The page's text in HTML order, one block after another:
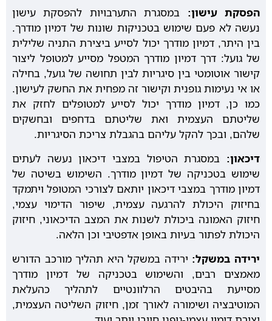
הפסקת עישון: במסגרת התערבויות להפסקת עישון
נעשה לא פעם שימוש בטכניקות שונות של דמיון מודרך.
בין היתר, דמיון מודרך יכול לסייע ביצירת התניה שלילית
של גועל: דרך דמיון מודרך המטפל מסייע למטופל ליצור
קישור אוטומטי בין סיגריות לבין תחושה של גועל, בחילה
או אי נעימות גופנית וקישור זה מפחית את החשק לעישון.
כמו כן, דמיון מודרך יכול לסייע למטופלים לחזק את
שליטתם העצמית ואת שליטתם בדחפים ובחשקים
שלהם, ובכך להקל עליהם בהגבלת צריכת הסיגריות.
דיכאון: במסגרת הטיפול במצבי דיכאון נעשה לעתים
שימוש בטכניקה של דמיון מודרך. השימוש בשיטה של
דמיון מודרך במצבי דיכאון יותאם לצורכי המטופל ויתמקד
בחיזוק היכולת להרגעה עצמית, שיפור הדימוי עצמי,
חיזוק האמונה ביכולת לשנות את המצב הדיכאוני, חיזוק
היכולת לפתור בעיות באופן אדפטיבי וכן הלאה.
ירידה במשקל: ירידה במשקל היא תהליך מורכב הדורש
מאמצים רבים, והשימוש בטכניקה של דמיון מודרך
מסייעת בהיבטים הרלוונטיים לתהליך כהעלאת
המוטיבציה ושימורה לאורך זמן, חיזוק השליטה העצמית,